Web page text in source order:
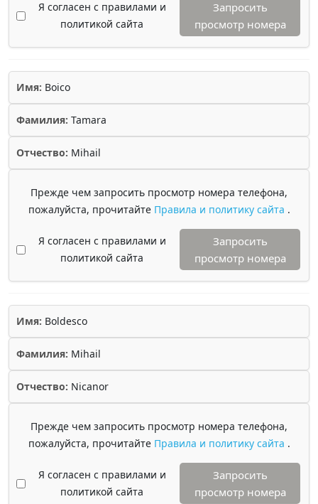
Я согласен с правилами и
политикой сайта
Запросить
просмотр номера
Имя: Boico
Фамилия: Tamara
Отчество: Mihail
Прежде чем запросить просмотр номера телефона,
пожалуйста, прочитайте Правила и политику сайта .
Я согласен с правилами и
политикой сайта
Запросить
просмотр номера
Имя: Boldesco
Фамилия: Mihail
Отчество: Nicanor
Прежде чем запросить просмотр номера телефона,
пожалуйста, прочитайте Правила и политику сайта .
Я согласен с правилами и
политикой сайта
Запросить
просмотр номера